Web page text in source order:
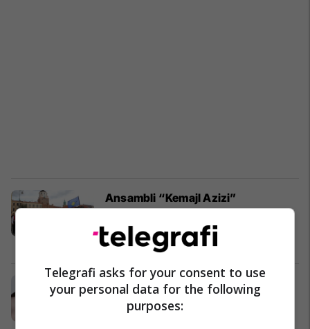
Ansambli “Kemajl Azizi”
përfaqëson Kosovën në Festivalin
Ndërkombëtar të Folklorit në Poloni
Kulturë 10/07/2026
KRU Hidromorava: Uji nga FPU
Letnicë të mos përdoret për pije deri
në njoftimin e radhës
Telegrafi asks for your consent to use
your personal data for the following
purposes: